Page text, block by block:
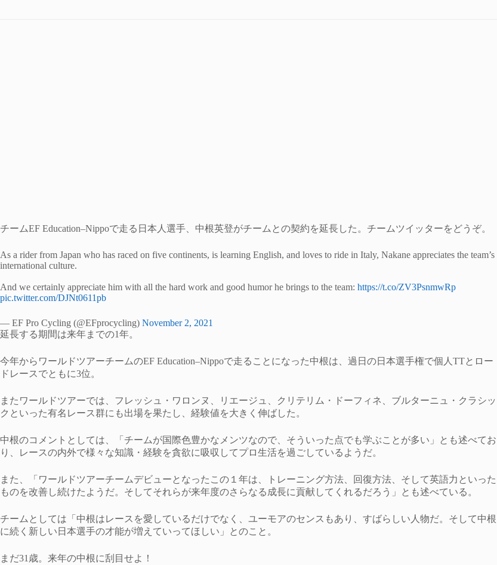
チームEF Education–Nippoで走る日本人選手、中根英登がチームとの契約を延長した。チームツイッターをどうぞ。
As a rider from Japan who has raced on five continents, is learning English, and loves to ride in Italy, Nakane appreciates the team’s
international culture.
And we certainly appreciate him with all the hard work and good humor he brings to the team: https://t.co/ZV3PsnmwRp
pic.twitter.com/DJNt0611pb
— EF Pro Cycling (@EFprocycling) November 2, 2021
延長する期間は来年までの1年。
今年からワールドツアーチームのEF Education–Nippoで走ることになった中根は、過日の日本選手権で個人TTとロー
ドレースでともに3位。
またワールドツアーでは、フレッシュ・ワロンヌ、リエージュ、クリテリム・ドーフィネ、ブルターニュ・クラシッ
クといった有名レース群にも出場を果たし、経験値を大きく伸ばした。
中根のコメントとしては、「チームが国際色豊かなメンツなので、そういった点でも学ぶことが多い」とも述べてお
り、レースの内外で様々な知識・経験を貪欲に吸収してプロ生活を過ごしているようだ。
また、「ワールドツアーチームデビューとなったこの１年は、トレーニング方法、回復方法、そして英語力といった
ものを改善し続けたようだ。そしてそれらが来年度のさらなる成長に貢献してくれるだろう」とも述べている。
チームとしては「中根はレースを愛しているだけでなく、ユーモアのセンスもあり、すばらしい人物だ。そして中根
に続く新しい日本選手の才能が増えていってほしい」とのこと。
まだ31歳。来年の中根に刮目せよ！